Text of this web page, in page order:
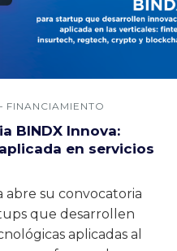
FINANCIAMIENTO
BINDX Innova:
en servicios
abre su convocatoria
que desarrollen
aplicadas al